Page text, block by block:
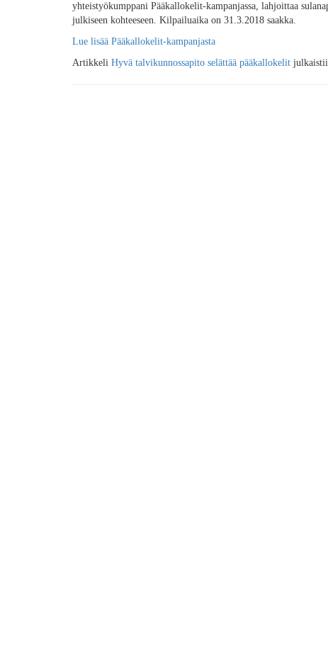
yhteistyökumppani Pääkallokelit-kampanjassa, lahjoittaa
julkiseen kohteeseen. Kilpailuaika on 31.3.2018 saakka.
Lue lisää Pääkallokelit-kampanjasta
Artikkeli Hyvä talvikunnossapito selättää pääkallokelit